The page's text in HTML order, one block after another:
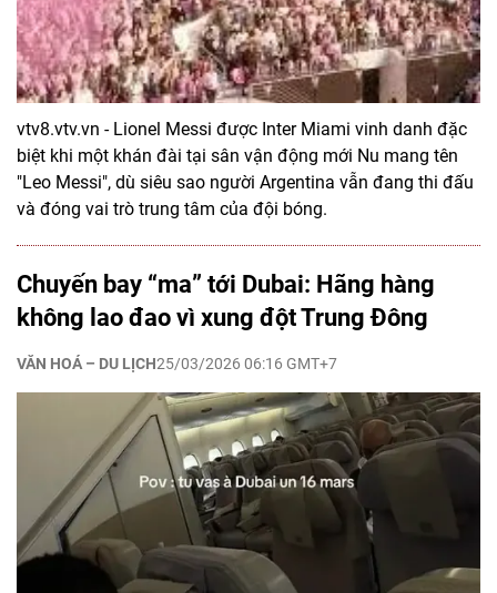
vtv8.vtv.vn - Lionel Messi được Inter Miami vinh danh đặc
biệt khi một khán đài tại sân vận động mới Nu mang tên
"Leo Messi", dù siêu sao người Argentina vẫn đang thi đấu
và đóng vai trò trung tâm của đội bóng.
Chuyến bay “ma” tới Dubai: Hãng hàng
không lao đao vì xung đột Trung Đông
VĂN HOÁ – DU LỊCH25/03/2026 06:16 GMT+7